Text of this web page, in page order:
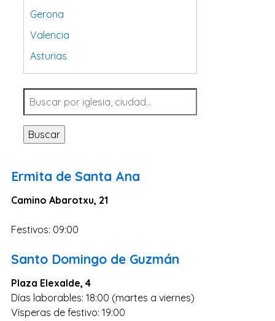
Gerona
Valencia
Asturias
Tarragona
Navarra
Valladolid
Sevilla
Santa Cruz de Tenerife
Cantabria
Islas Baleares
Málaga
Alicante
Toledo
Buscar
Ermita de Santa Ana
Camino Abarotxu, 21
Festivos: 09:00
Santo Domingo de Guzmán
Plaza Elexalde, 4
Días laborables: 18:00 (martes a viernes)
Vísperas de festivo: 19:00